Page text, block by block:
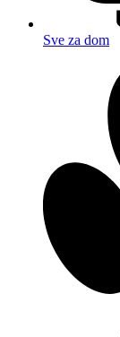
Sve za dom